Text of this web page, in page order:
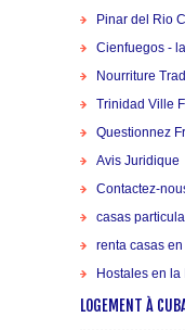
Pinar del Rio
Cienfuegos -
Nourriture
Trinidad Ville
Questionnez
Avis Juridique
Contactez-
casas
renta casas
Hostales en
LOGEMENT À